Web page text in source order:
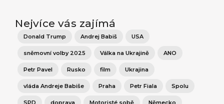
Nejvíce vás zajímá
Donald Trump Andrej Babiš USA
sněmovní volby 2025 Válka na Ukrajině ANO
Petr Pavel Rusko film Ukrajina
vláda Andreje Babiše Praha Petr Fiala Spolu